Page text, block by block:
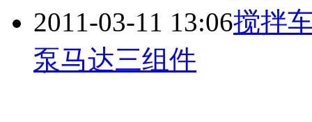
2011-03-11 13:06搅拌
泵马达三组件